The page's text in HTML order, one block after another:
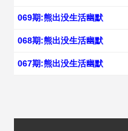
069期:熊出没生活幽默
068期:熊出没生活幽默
067期:熊出没生活幽默